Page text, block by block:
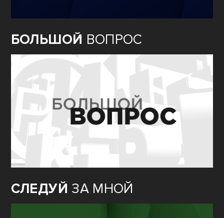
БОЛЬШОЙ ВОПРОС
СЛЕДУЙ ЗА МНОЙ